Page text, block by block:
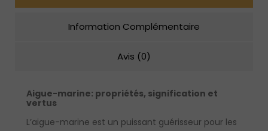
Information Complémentaire
Avis (0)
Aigue-marine: propriétés, signification et
vertus
L’aigue-marine est un puissant guérisseur pour les